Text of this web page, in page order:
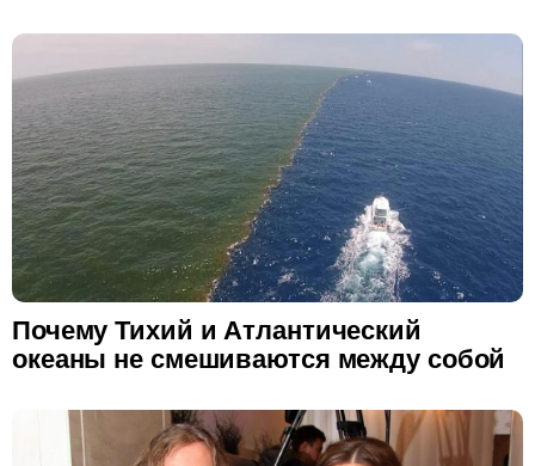
Почему Тихий и Атлантический
океаны не смешиваются между собой